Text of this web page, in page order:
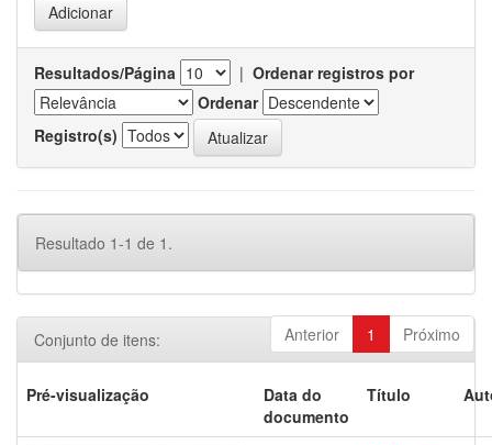
Resultados/Página | Ordenar registros por
Ordenar
Registro(s)
Resultado 1-1 de 1.
Anterior 1 Próximo
Conjunto de itens:
Pré-visualização
Data do
documento
Título